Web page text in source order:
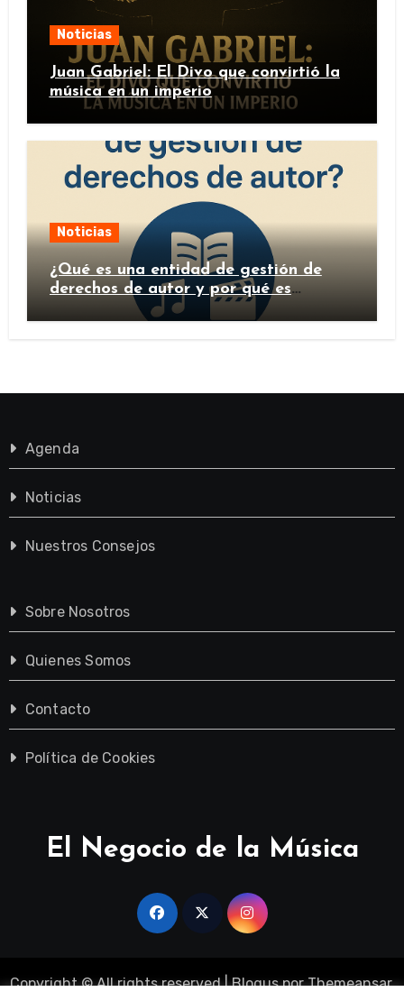
Noticias
Juan Gabriel: El Divo que convirtió la
música en un imperio
Noticias
¿Qué es una entidad de gestión de
derechos de autor y por qué es
importante?
Agenda
Noticias
Nuestros Consejos
Sobre Nosotros
Quienes Somos
Contacto
Política de Cookies
El Negocio de la Música
Copyright © All rights reserved |BlogusporThemeansar.